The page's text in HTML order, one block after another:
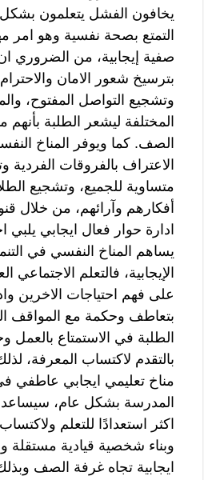
يخافون الفشل يتعلمون
التمتع بصحة نفسية وهو امر
صفية إيجابية، من الضروري
بترسيخ شعور الامان
وتشجيع التواصل المفتوح،
المختلفة ليشعر الطلبة
الصف. كما ويوفر المناخ
الاعتراف بالفروقات الفردية
متساوية للجميع، وتشجيع
أفكارهم وآرائهم، من خلال
ادارة حوار فعال ايجابي يلبي
يساهم المناخ النفسي في
الإيجابية، فالتعلم
على فهم احتياجات الاخرين
بتعاطف وحكمة مع المواقف
الطلبة في الاستمتاع بالعمل
بالتقدم لاكتساب المعرفة،
مناخ تعليمي ايجابي عاطفي
المدرسة بشكل عام، سيساعد
اكثر استعدادًا للتعلم
وبناء شخصية قيادية مستقلة
ايجابية تجاه غرفة الصف